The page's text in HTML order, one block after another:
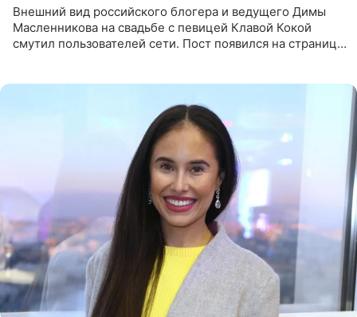
Внешний вид российского блогера и ведущего Димы
Масленникова на свадьбе с певицей Клавой Кокой
смутил пользователей сети. Пост появился на странице